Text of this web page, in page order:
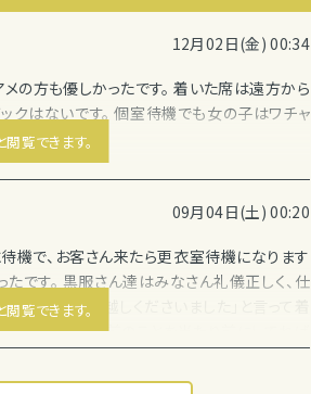
12月02日(金) 00:34
の方も優しかったです。 着いた席は遠方から
クはないです。 個室待機でも女の子はワチャ
覧できます。
09月04日(土) 00:20
機で、お客さん来たら更衣室待機になります
です。 黒服さん達はみなさん礼儀正しく、仕
「ようこそお越しくださいました」と言って着
が、 当たり前のことを当たり前にしてれば
覧できます。